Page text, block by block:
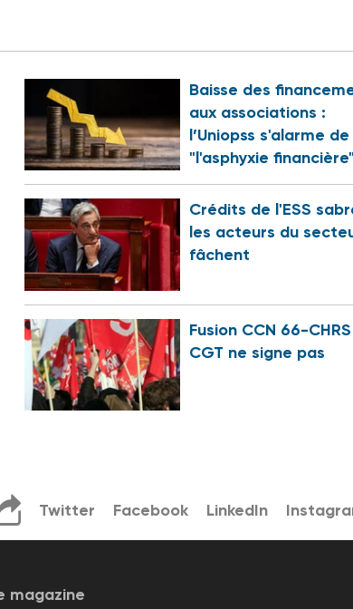
Baisse des
aux associations :
l’Uniopss s'alarme de
"l'asphyxie financière"
Crédits de l'ESS
les acteurs du
fâchent
Fusion CCN 66-
CGT ne signe pas
Twitter Facebook LinkedIn
magazine